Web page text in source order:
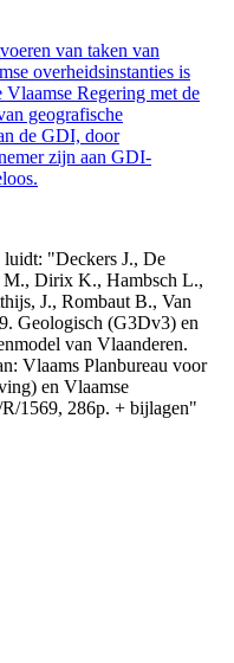
van taken van
overheidsinstanties is
Regering met de
geografische
de GDI, door
zijn aan GDI-
luidt: "Deckers J., De
M., Dirix K., Hambsch L.,
J., Rombaut B., Van
Geologisch (G3Dv3) en
van Vlaanderen.
Vlaams Planbureau voor
en Vlaamse
1569, 286p. + bijlagen"